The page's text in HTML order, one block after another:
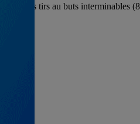
des tirs au buts interminables